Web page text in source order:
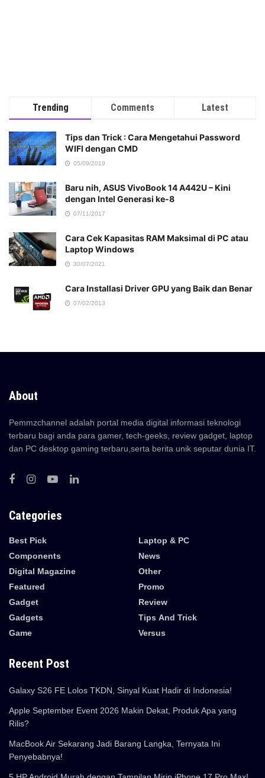
Trending Comments Latest
Tips dan Trick : Cara Mengetahui Password
WIFI dengan CMD
05/09/2019
Baru nih, ASUS VivoBook 14 A442U – Kini
dengan Intel Generasi ke-8
07/11/2017
Cara Cek Kapasitas RAM Maksimal di PC atau
Laptop Windows
30/07/2021
Cara Installasi Driver GPU yang Baik dan Benar
07/02/2013
About
Pemmzchannel adalah portal media digital informasi teknologi
terbaru bagi anda para gamer, tech-geeks, review gadget, laptop
dan PC desktop gaming terbaru,serta berita unik seputar dunia IT.
Categories
Best Pick
Components
Digital Magazine
Featured
Gadget
Gadgets
Game
Laptop & PC
News
Other
Promo
Review
Tips And Trick
Versus
Recent Post
Galaxy S26 FE Lolos TKDN, Sinyal Kuat Hadir di Indonesia!
Apple September Event 2026 Makin Dekat, Produk Apa yang
Rilis?
MacBook Air Sekarang Jadi Barang Langka, Ternyata Ini
Penyebabnya!